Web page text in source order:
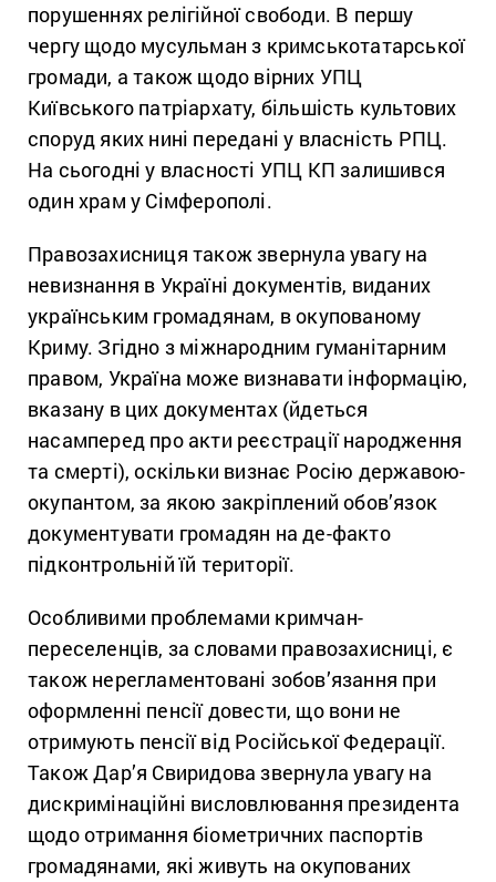
порушеннях релігійної свободи. В першу
чергу щодо мусульман з кримськотатарської
громади, а також щодо вірних УПЦ
Київського патріархату, більшість культових
споруд яких нині передані у власність РПЦ.
На сьогодні у власності УПЦ КП залишився
один храм у Сімферополі.
Правозахисниця також звернула увагу на
невизнання в Україні документів, виданих
українським громадянам, в окупованому
Криму. Згідно з міжнародним гуманітарним
правом, Україна може визнавати інформацію,
вказану в цих документах (йдеться
насамперед про акти реєстрації народження
та смерті), оскільки визнає Росію державою-
окупантом, за якою закріплений обов’язок
документувати громадян на де-факто
підконтрольній їй території.
Особливими проблемами кримчан-
переселенців, за словами правозахисниці, є
також нерегламентовані зобов’язання при
оформленні пенсії довести, що вони не
отримують пенсії від Російської Федерації.
Також Дар’я Свиридова звернула увагу на
дискримінаційні висловлювання президента
щодо отримання біометричних паспортів
громадянами, які живуть на окупованих